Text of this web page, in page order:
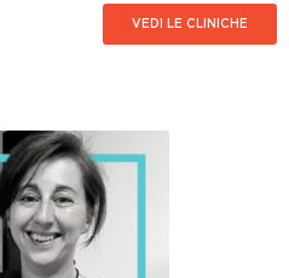
VEDI LE CLINICHE